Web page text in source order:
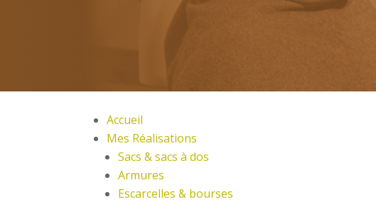
Accueil
Mes Réalisations
Sacs & sacs à dos
Armures
Escarcelles & bourses